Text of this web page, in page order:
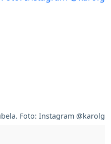
Foto: Instagram @karolg